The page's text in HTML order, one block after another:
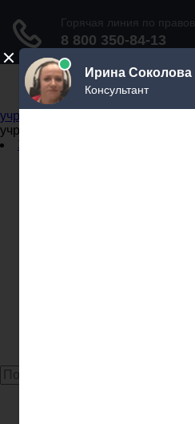
Не официальный
учреждений
учреждений
Задать вопрос юристу